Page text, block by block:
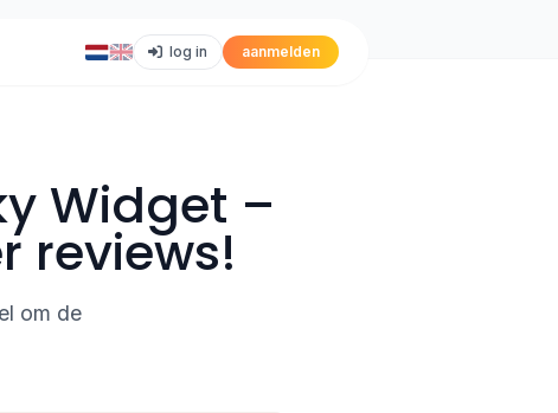
log in aanmelden
Widget –
reviews!
om de